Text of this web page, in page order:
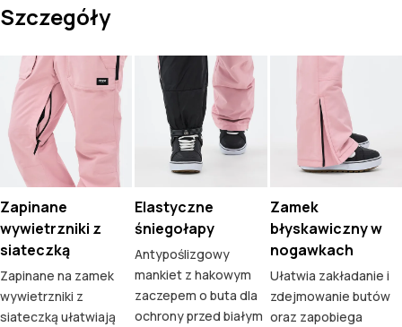
Szczegóły
Zapinane
wywietrzniki z
siateczką
Zapinane na zamek
wywietrzniki z
siateczką ułatwiają
Elastyczne
śniegołapy
Antypoślizgowy
mankiet z hakowym
zaczepem o buta dla
ochrony przed białym
Zamek
błyskawiczny w
nogawkach
Ułatwia zakładanie i
zdejmowanie butów
oraz zapobiega